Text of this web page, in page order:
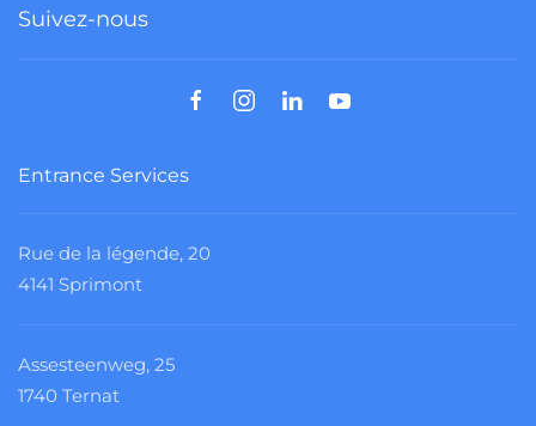
Suivez-nous
Entrance Services
Rue de la légende, 20
4141 Sprimont
Assesteenweg, 25
1740 Ternat